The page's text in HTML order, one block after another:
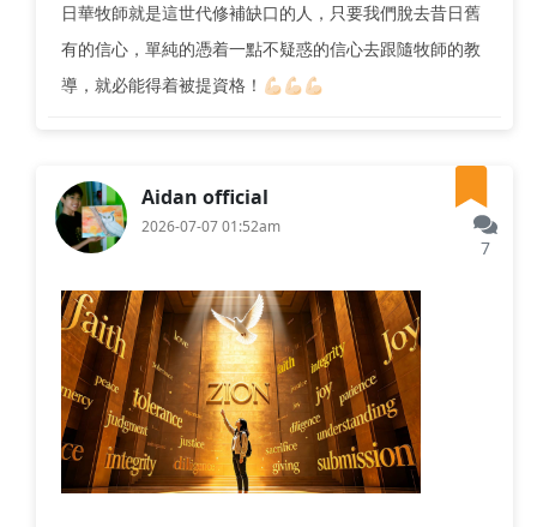
日華牧師就是這世代修補缺口的人，只要我們脫去昔日舊
有的信心，單純的憑着一點不疑惑的信心去跟隨牧師的教
導，就必能得着被提資格！💪🏻💪🏻💪🏻
Aidan official
2026-07-07 01:52am
7